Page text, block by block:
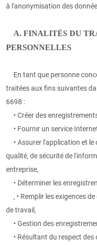
à l'anonymisation des
A. FINALITÉS DU
PERSONNELLES
En tant que personne
traitées aux fins suivantes
6698 :
• Créer des
• Fournir un service
• Assurer l'application et le
qualité, de sécurité de
entreprise,
• Déterminer les
, • Remplir les exigences
de travail,
• Gestion des
• Résultant du respect des